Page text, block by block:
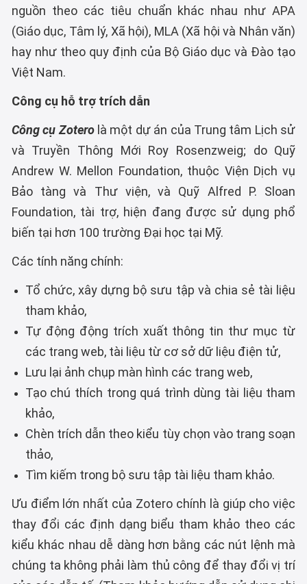
nguồn theo các tiêu chuẩn khác nhau như APA
(Giáo dục, Tâm lý, Xã hội), MLA (Xã hội và Nhân văn)
hay như theo quy định của Bộ Giáo dục và Đào tạo
Việt Nam.
Công cụ hỗ trợ trích dẫn
Công cụ Zotero là một dự án của Trung tâm Lịch sử
và Truyền Thông Mới Roy Rosenzweig; do Quỹ
Andrew W. Mellon Foundation, thuộc Viện Dịch vụ
Bảo tàng và Thư viện, và Quỹ Alfred P. Sloan
Foundation, tài trợ, hiện đang được sử dụng phổ
biến tại hơn 100 trường Đại học tại Mỹ.
Các tính năng chính:
Tổ chức, xây dựng bộ sưu tập và chia sẻ tài liệu
tham khảo,
Tự động động trích xuất thông tin thư mục từ
các trang web, tài liệu từ cơ sở dữ liệu điện tử,
Lưu lại ảnh chụp màn hình các trang web,
Tạo chú thích trong quá trình dùng tài liệu tham
khảo,
Chèn trích dẫn theo kiểu tùy chọn vào trang soạn
thảo,
Tìm kiếm trong bộ sưu tập tài liệu tham khảo.
Ưu điểm lớn nhất của Zotero chính là giúp cho việc
thay đổi các định dạng biểu tham khảo theo các
kiểu khác nhau dễ dàng hơn bằng các nút lệnh mà
chúng ta không phải làm thủ công để thay đổi vị trí